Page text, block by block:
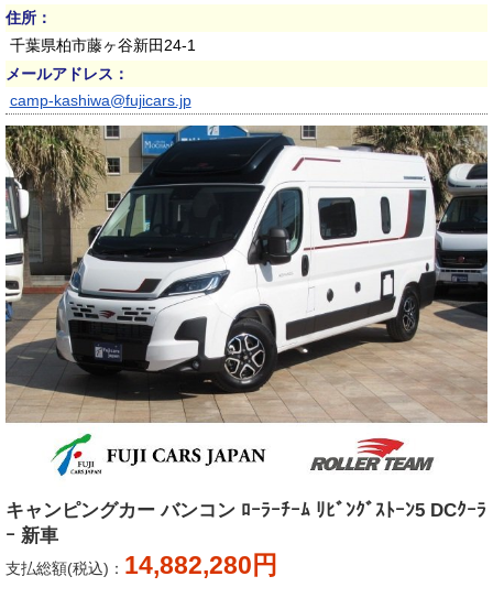
住所：
千葉県柏市藤ヶ谷新田24-1
メールアドレス：
camp-kashiwa@fujicars.jp
キャンピングカー バンコン ﾛｰﾗｰﾁｰﾑ ﾘﾋﾞﾝｸﾞｽﾄｰﾝ5 DCｸｰﾗ
ｰ 新車
支払総額(税込)： 14,882,280円